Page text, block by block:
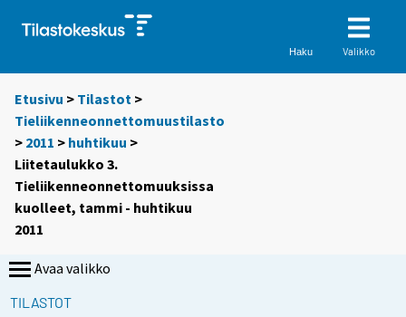
Haku Valikko
Etusivu > Tilastot >
Tieliikenneonnettomuustilasto
> 2011 > huhtikuu >
Liitetaulukko 3.
Tieliikenneonnettomuuksissa
kuolleet, tammi - huhtikuu
2011
Avaa valikko
TILASTOT